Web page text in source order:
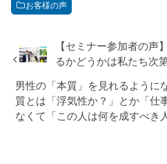
お客様の声
【セミナー参加者の声
るかどうかは私たち次第
男性の「本質」を見れるように
質とは「浮気性か？」とか「仕
なくて「この人は何を成すべき